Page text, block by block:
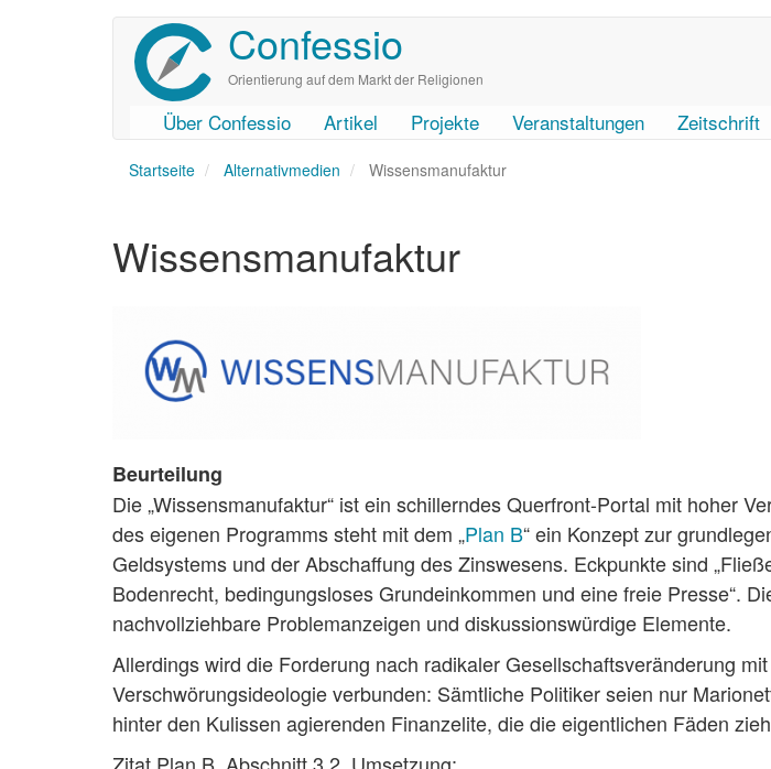
Confessio
Orientierung auf dem Markt der Religionen
User
account
Main
navigation
Über Confessio Artikel Projekte Veranstaltungen Zeitschrift
Startseite Alternativmedien Wissensmanufaktur
Wissensmanufaktur
Beurteilung
Die „Wissensmanufaktur“ ist ein schillerndes Querfront-Portal mit hoher
des eigenen Programms steht mit dem „Plan B“ ein Konzept zur
Geldsystems und der Abschaffung des Zinswesens. Eckpunkte sind
Bodenrecht, bedingungsloses Grundeinkommen und eine freie Presse“.
nachvollziehbare Problemanzeigen und diskussionswürdige Elemente.
Allerdings wird die Forderung nach radikaler Gesellschaftsveränderung
Verschwörungsideologie verbunden: Sämtliche Politiker seien nur
hinter den Kulissen agierenden Finanzelite, die die eigentlichen Fäden